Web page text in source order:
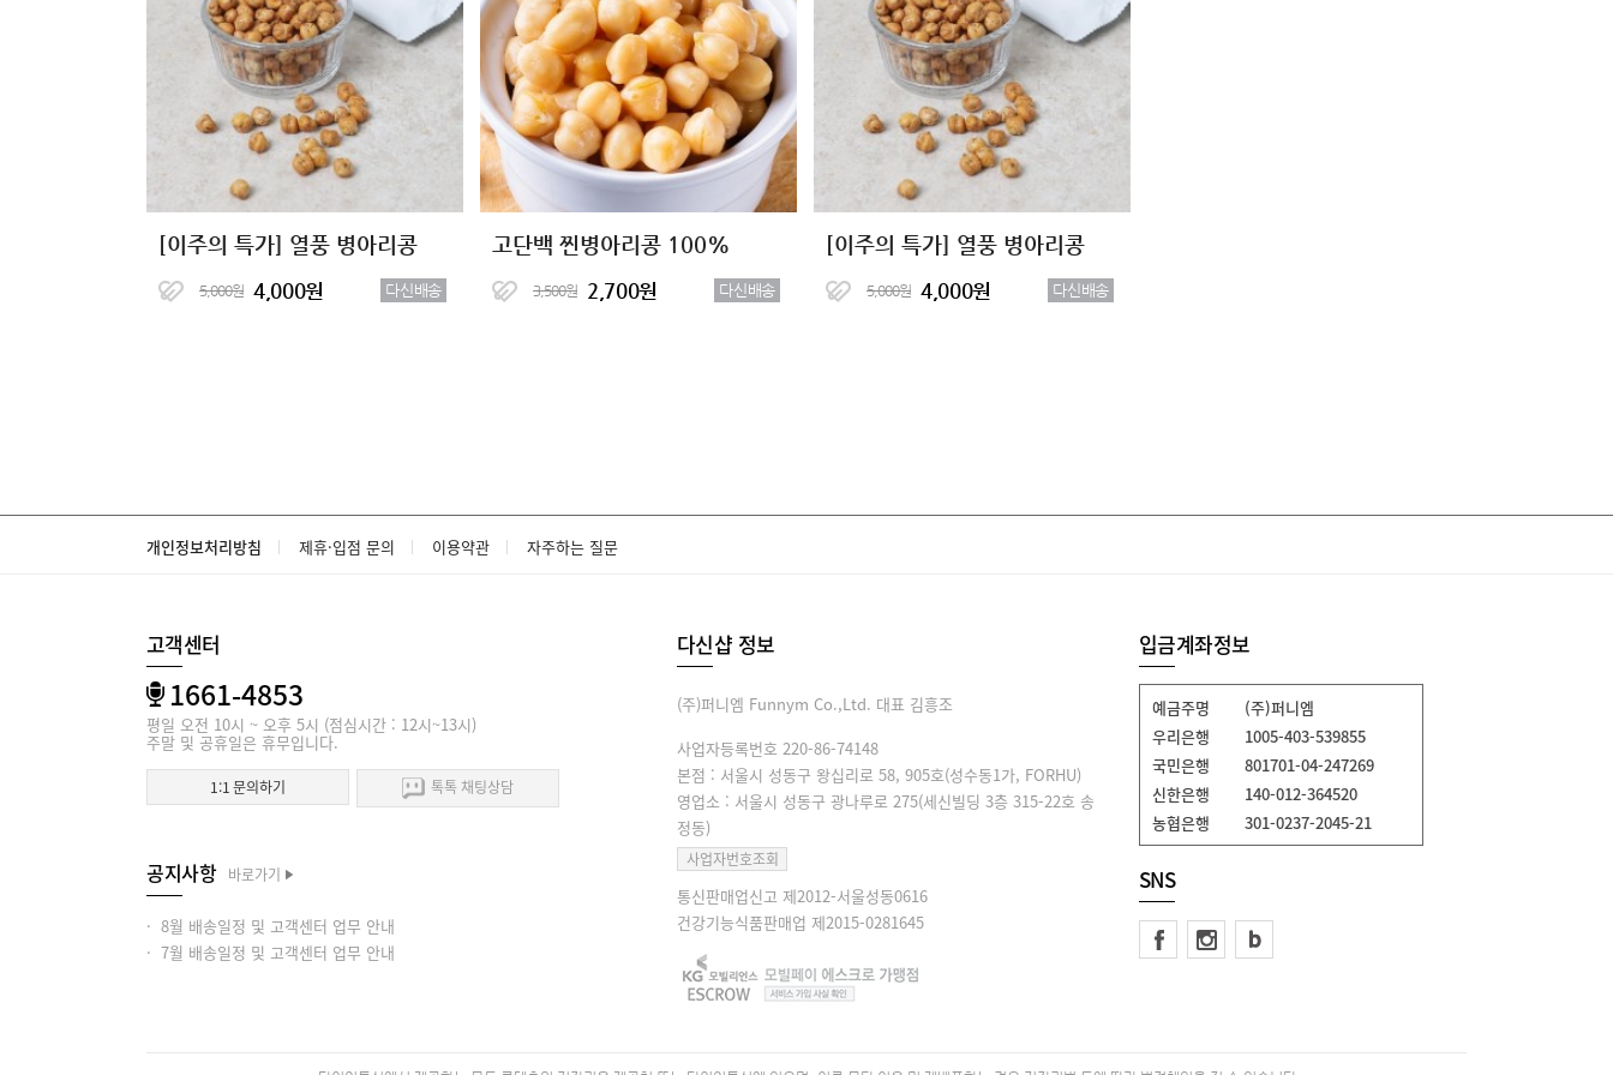
[이주의 특가] 열풍 병아리콩
5,000원 4,000원 다신배송
고단백 찐병아리콩 100%
3,500원 2,700원 다신배송
[이주의 특가] 열풍 병아리콩
5,000원 4,000원 다신배송
개인정보처리방침 제휴·입점 문의 이용약관 자주하는 질문
고객센터
1661-4853
평일 오전 10시 ~ 오후 5시 (점심시간 : 12시~13시)
주말 및 공휴일은 휴무입니다.
1:1 문의하기 톡톡 채팅상담
공지사항 바로가기
· 8월 배송일정 및 고객센터 업무 안내
· 7월 배송일정 및 고객센터 업무 안내
다신샵 정보
(주)퍼니엠 Funnym Co.,Ltd. 대표 김흥조
사업자등록번호 220-86-74148
본점 : 서울시 성동구 왕십리로 58, 905호(성수동1가, FORHU)
영업소 : 서울시 성동구 광나루로 275(세신빌딩 3층 315-22호 송
정동)
사업자번호조회
통신판매업신고 제2012-서울성동0616
건강기능식품판매업 제2015-0281645
입금계좌정보
예금주명
(주)퍼니엠
우리은행
1005-403-539855
국민은행
801701-04-247269
신한은행
140-012-364520
농협은행
301-0237-2045-21
SNS